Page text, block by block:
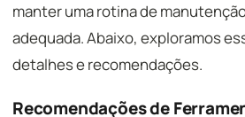
manter uma rotina de
adequada. Abaixo, exploramos
detalhes e recomendações.
Recomendações de